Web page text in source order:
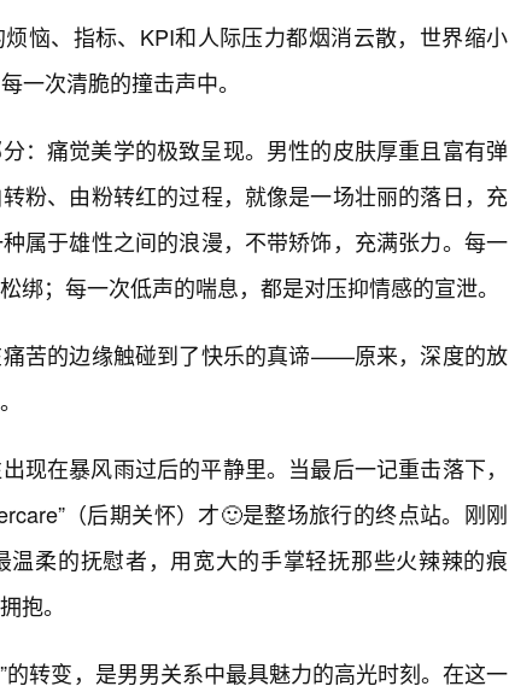
恼、指标、KPI和人际压力都烟消云散，世界缩小
一次清脆的撞击声中。
：痛觉美学的极致呈现。男性的皮肤厚重且富有弹
粉、由粉转红的过程，就像是一场壮丽的落日，充
属于雄性之间的浪漫，不带矫饰，充满张力。每一
绑；每一次低声的喘息，都是对压抑情感的宣泄。
苦的边缘触碰到了快乐的真谛——原来，深度的放
现在暴风雨过后的平静里。当最后一记重击落下，
（后期关怀）才🙂是整场旅行的终点站。刚刚
柔的抚慰者，用宽大的手掌轻抚那些火辣辣的痕
抱。
的转变，是男男关系中最具魅力的高光时刻。在这一